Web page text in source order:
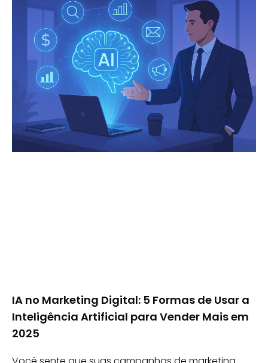
IA no Marketing Digital: 5 Formas de Usar a
Inteligência Artificial para Vender Mais em
2025